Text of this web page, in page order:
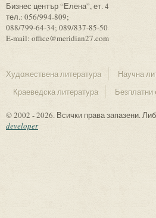
Бизнес център “Елена”, ет. 4
тел.: 056/994-809;
088/799-64-34; 089/837-85-50
E-mail: office@meridian27.com
Художествена литература
Научна
Краеведска литература
Безплатни
© 2002 - 2026. Всички права запазени.
developer